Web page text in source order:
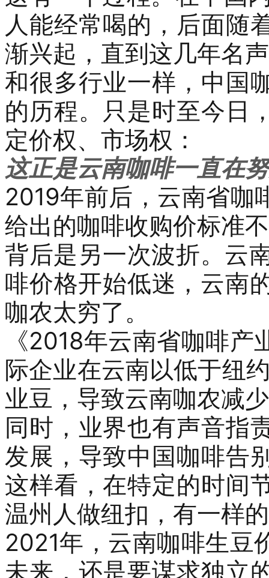
人能经常喝的，后面随
渐兴起，直到这几年名
和很多行业一样，中国
的历程。只是时至今日
定价权、市场权：
这正是云南咖啡一直在
2019年前后，云南省咖
给出的咖啡收购价标准
背后是另一次波折。 云
啡价格开始低迷，云南
咖农太穷了。
《2018年云南省咖啡产
际企业在云南以低于纽
业豆 ，导致云南咖农减
同时，业界也有声音指
发展，导致中国咖啡告
这样看，在特定的时间
温州人做纽扣 ， 有一样
2021年，云南咖啡生豆
未来，还是要谋求独立